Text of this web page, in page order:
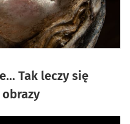
Tak leczy się